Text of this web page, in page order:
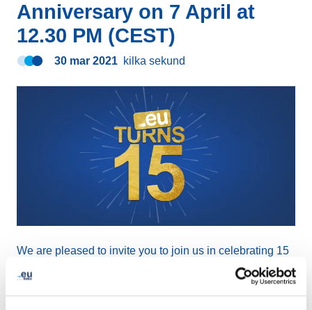
Anniversary on 7 April at
12.30 PM (CEST)
30 mar 2021 kilka sekund
We are pleased to invite you to join us in celebrating 15